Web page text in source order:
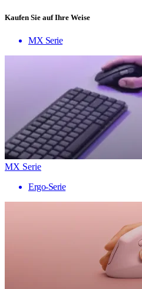
Kaufen Sie auf Ihre Weise
MX Serie
MX Serie
Ergo-Serie